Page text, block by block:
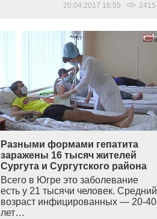
20.04.2017 16:55 2415
Разными формами гепатита
заражены 16 тысяч жителей
Сургута и Сургутского района
Всего в Югре это заболевание
есть у 21 тысячи человек. Средний
возраст инфицированных — 20-40
лет…